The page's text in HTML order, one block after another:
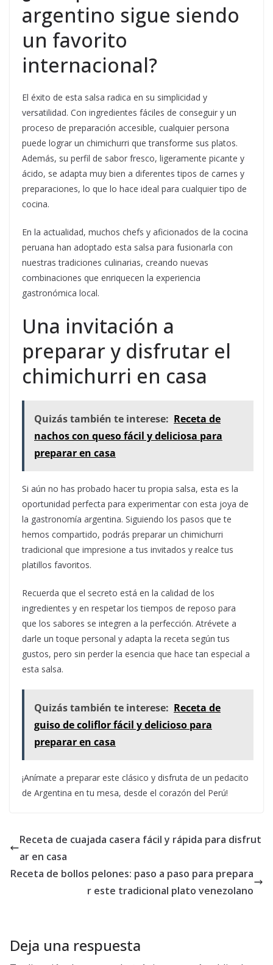
argentino sigue siendo
un favorito
internacional?
El éxito de esta salsa radica en su simplicidad y
versatilidad. Con ingredientes fáciles de conseguir y un
proceso de preparación accesible, cualquier persona
puede lograr un chimichurri que transforme sus platos.
Además, su perfil de sabor fresco, ligeramente picante y
ácido, se adapta muy bien a diferentes tipos de carnes y
preparaciones, lo que lo hace ideal para cualquier tipo de
cocina.
En la actualidad, muchos chefs y aficionados de la cocina
peruana han adoptado esta salsa para fusionarla con
nuestras tradiciones culinarias, creando nuevas
combinaciones que enriquecen la experiencia
gastronómica local.
Una invitación a
preparar y disfrutar el
chimichurri en casa
Quizás también te interese: Receta de
nachos con queso fácil y deliciosa para
preparar en casa
Si aún no has probado hacer tu propia salsa, esta es la
oportunidad perfecta para experimentar con esta joya de
la gastronomía argentina. Siguiendo los pasos que te
hemos compartido, podrás preparar un chimichurri
tradicional que impresione a tus invitados y realce tus
platillos favoritos.
Recuerda que el secreto está en la calidad de los
ingredientes y en respetar los tiempos de reposo para
que los sabores se integren a la perfección. Atrévete a
darle un toque personal y adapta la receta según tus
gustos, pero sin perder la esencia que hace tan especial a
esta salsa.
Quizás también te interese: Receta de
guiso de coliflor fácil y delicioso para
preparar en casa
¡Anímate a preparar este clásico y disfruta de un pedacito
de Argentina en tu mesa, desde el corazón del Perú!
Receta de cuajada casera fácil y rápida para disfrut
ar en casa
Receta de bollos pelones: paso a paso para prepara
r este tradicional plato venezolano
Deja una respuesta